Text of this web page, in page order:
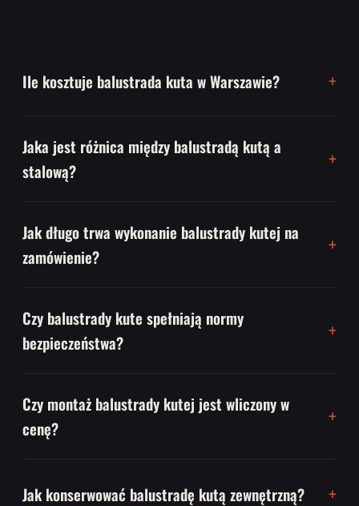
Ile kosztuje balustrada kuta w Warszawie?
Jaka jest różnica między balustradą kutą a
stalową?
Jak długo trwa wykonanie balustrady kutej na
zamówienie?
Czy balustrady kute spełniają normy
bezpieczeństwa?
Czy montaż balustrady kutej jest wliczony w
cenę?
Jak konserwować balustradę kutą zewnętrzną?